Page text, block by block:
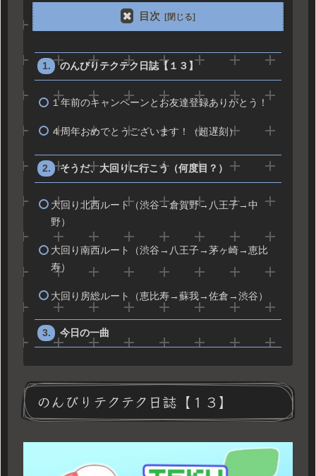
目次
のんびりテクテク日誌【１３】
１年前のキャンペーンとお友達登録ありがとう！
４周年おめでとうございます！（超遅刻）
そうだ、大回りに行こう（何度目？）
大回り北西ルート（渋谷→倉賀野→八王子→中
野）
大回り南西ルート（渋谷→八王子→茅ヶ崎→恵比
寿）
大回り房総ルート（恵比寿→蘇我→佐倉→渋谷）
今日の一曲
のんびりテクテク日誌【１３】